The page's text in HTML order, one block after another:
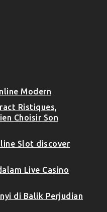
Modern
Ristiques,
Choisir Son
Slot discover
Live Casino
di Balik Perjudian